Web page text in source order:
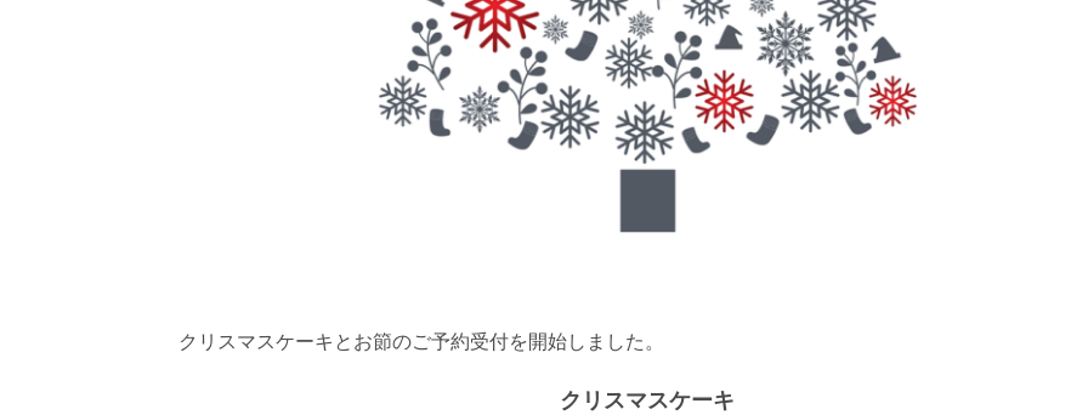
クリスマスケーキとお節のご予約受付を開始しました。
クリスマスケーキ